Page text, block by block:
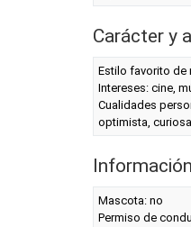
Carácter y
Estilo favorito de
Intereses: cine,
Cualidades
optimista, curiosa
Mascota: no
Permiso de